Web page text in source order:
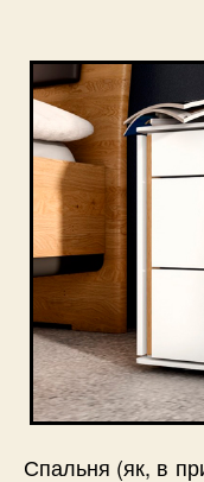
Спальня (як, в